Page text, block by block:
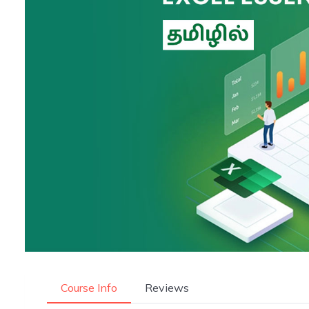
Course Info Reviews